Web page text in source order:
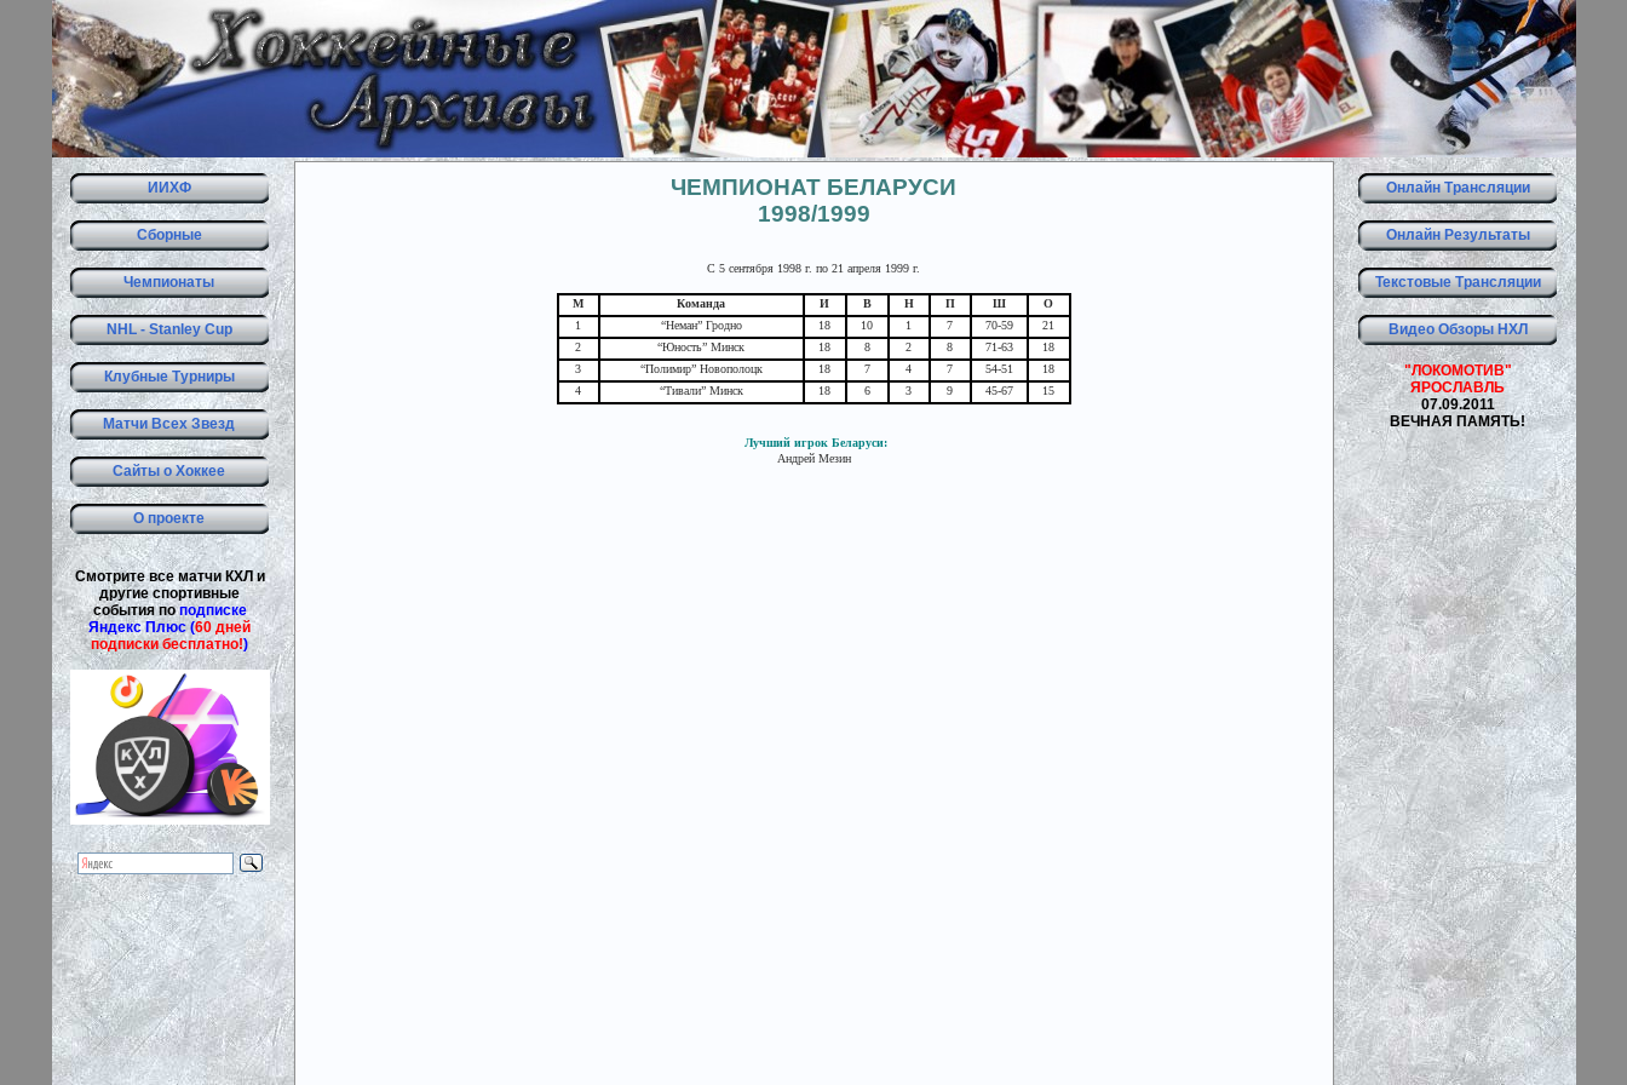
ИИХФ
Сборные
Чемпионаты
NHL - Stanley Cup
Клубные Турниры
Матчи Всех Звезд
Сайты о Хоккее
О проекте
Смотрите все матчи КХЛ и
другие спортивные
события поподписке
Яндекс Плюс (60 дней
подписки бесплатно!)
Онлайн Трансляции
Онлайн Результаты
Текстовые Трансляции
Видео Обзоры НХЛ
"ЛОКОМОТИВ"
ЯРОСЛАВЛЬ
07.09.2011
ВЕЧНАЯ ПАМЯТЬ!
ЧЕМПИОНАТ БЕЛАРУСИ
1998/1999
С 5 сентября 1998 г. по 21 апреля 1999 г.
М Команда И В Н П Ш
О
1
“Неман” Гродно 18 10 1 7 70-59
21
2
“Юность” Минск 18 8 2 8 71-63
18
3
“Полимир” Новополоцк 18 7 4 7 54-51
18
4
“Тивали” Минск 18 6 3 9 45-67 15
Лучший игрок Беларуси:
Андрей Мезин